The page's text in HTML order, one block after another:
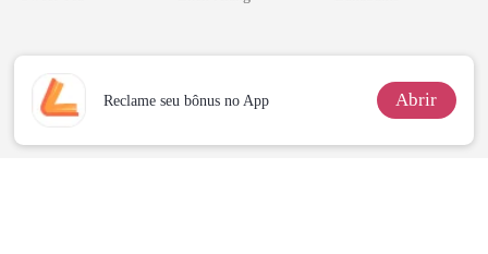
o
Reclame seu bônus no App Abrir